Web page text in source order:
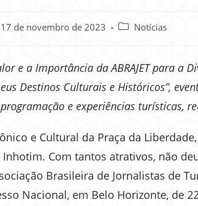
17 de novembro de 2023 Notícias
e a Importância da ABRAJET para a
Destinos Culturais e Históricos”,
e experiências turísticas,
e Cultural da Praça da
Com tantos atrativos, não
Brasileira de Jornalistas de
Nacional, em Belo Horizonte, de